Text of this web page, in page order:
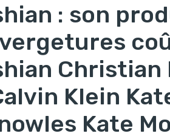
: son
Klein
Kate